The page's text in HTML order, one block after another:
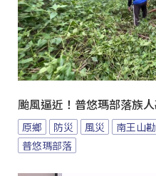
颱風逼近！普悠瑪部落族
原鄉 防災 風災 南王山
普悠瑪部落